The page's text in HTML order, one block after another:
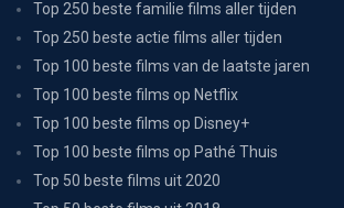
Top 250 beste familie films aller tijden
Top 250 beste actie films aller tijden
Top 100 beste films van de laatste jaren
Top 100 beste films op Netflix
Top 100 beste films op Disney+
Top 100 beste films op Pathé Thuis
Top 50 beste films uit 2020